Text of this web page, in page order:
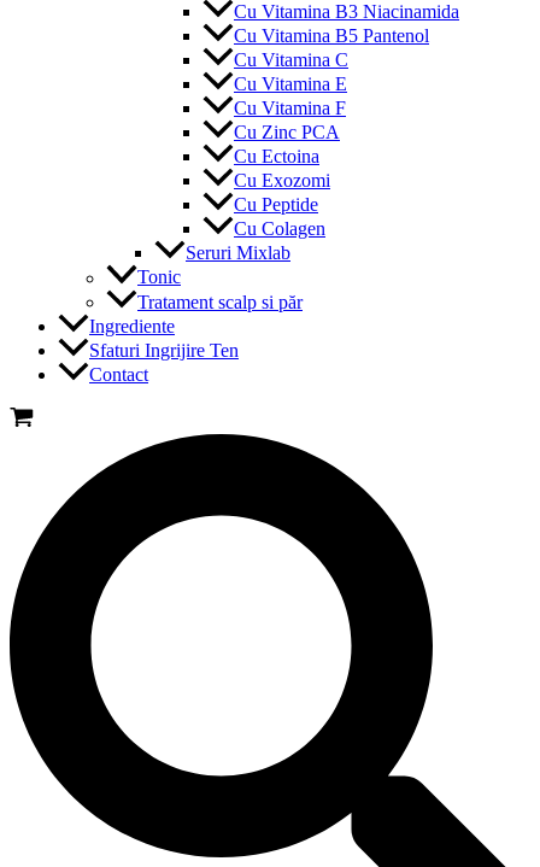
Cu Vitamina B3 Niacinamida
Cu Vitamina B5 Pantenol
Cu Vitamina C
Cu Vitamina E
Cu Vitamina F
Cu Zinc PCA
Cu Ectoina
Cu Exozomi
Cu Peptide
Cu Colagen
Seruri Mixlab
Tonic
Tratament scalp si păr
Ingrediente
Sfaturi Ingrijire Ten
Contact